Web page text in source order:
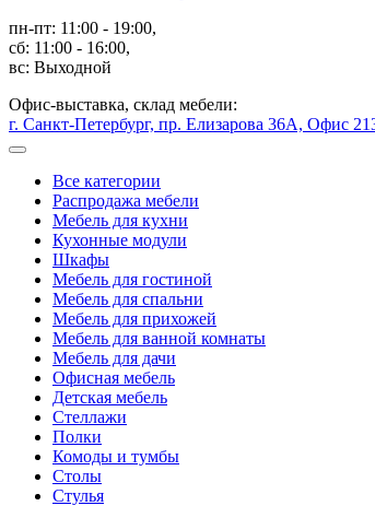
пн-пт: 11:00 - 19:00,
сб: 11:00 - 16:00,
вс: Выходной
Офис-выставка, склад мебели:
г. Санкт-Петербург, пр. Елизарова 36А, Офис
Все категории
Распродажа мебели
Мебель для кухни
Кухонные модули
Шкафы
Мебель для гостиной
Мебель для спальни
Мебель для прихожей
Мебель для ванной комнаты
Мебель для дачи
Офисная мебель
Детская мебель
Стеллажи
Полки
Комоды и тумбы
Столы
Стулья